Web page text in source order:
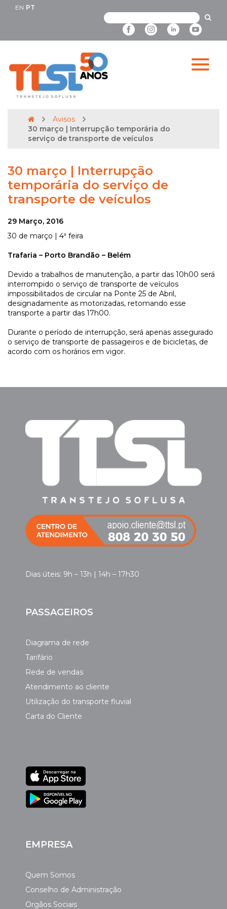
EN PT
Avisos
30 março | Interrupção temporária do
serviço de transporte de veículos
30 março | Interrupção
temporária do serviço de
transporte de veículos
29 Março, 2016
30 de março | 4ª feira
Trafaria – Porto Brandão – Belém
Devido a trabalhos de manutenção, a partir das 10h00 será
interrompido o serviço de transporte de veículos
impossibilitados de circular na Ponte 25 de Abril,
designadamente as motorizadas, retomando esse
transporte a partir das 17h00.
Durante o período de interrupção, será apenas assegurado
o serviço de transporte de passageiros e de bicicletas, de
acordo com os horários em vigor.
Dias úteis: 9h – 13h | 14h – 17h30
PASSAGEIROS
Diagrama de rede
Tarifário
Rede de vendas
Atendimento ao cliente
Utilização do transporte fluvial
Carta do Cliente
EMPRESA
Quem Somos
Conselho de Administração
Orgãos Sociais